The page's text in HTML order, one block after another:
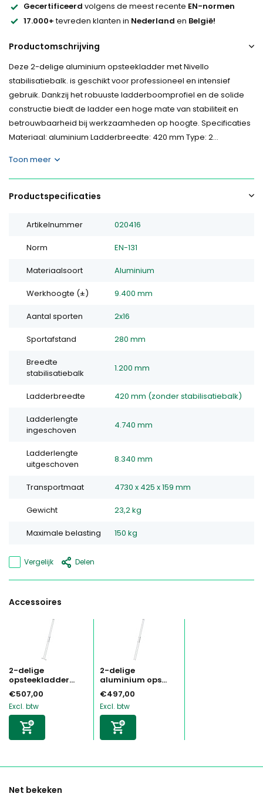
Gecertificeerd volgens de meest recente EN-normen
17.000+tevreden klanten in Nederland en België!
Productomschrijving
Deze 2-delige aluminium opsteekladder met Nivello
stabilisatiebalk. is geschikt voor professioneel en intensief
gebruik. Dankzij het robuuste ladderboomprofiel en de solide
constructie biedt de ladder een hoge mate van stabiliteit en
betrouwbaarheid bij werkzaamheden op hoogte. Specificaties
Materiaal: aluminium Ladderbreedte: 420 mm Type: 2...
Toon meer
Productspecificaties
Artikelnummer 020416
Norm EN-131
Materiaalsoort Aluminium
Werkhoogte (±) 9.400 mm
Aantal sporten 2x16
Sportafstand 280 mm
Breedte
stabilisatiebalk
1.200 mm
Ladderbreedte 420 mm (zonder stabilisatiebalk)
Ladderlengte
ingeschoven
4.740 mm
Ladderlengte
uitgeschoven
8.340 mm
Transportmaat 4730 x 425 x 159 mm
Gewicht 23,2 kg
Maximale belasting 150 kg
Vergelijk Delen
Accessoires
2-delige
opsteekladder...
€507,00
Excl. btw
2-delige
aluminium ops...
€497,00
Excl. btw
Net bekeken